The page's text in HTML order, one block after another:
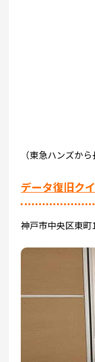
（東急ハンズか
データ復旧ク
神戸市中央区東町